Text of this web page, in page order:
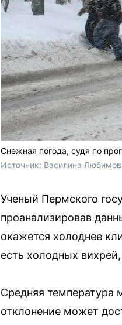
Снежная погода, судя по
Источник: Василина
Ученый Пермского
проанализировав
окажется холоднее
есть холодных
Средняя температура
отклонение может